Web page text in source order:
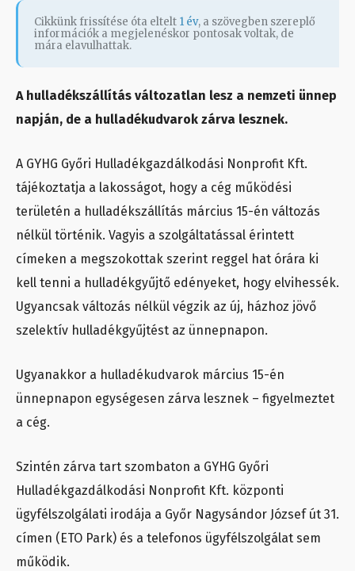
Cikkünk frissítése óta eltelt 1 év, a szövegben szereplő
információk a megjelenéskor pontosak voltak, de
mára elavulhattak.
A hulladékszállítás változatlan lesz a nemzeti ünnep
napján, de a hulladékudvarok zárva lesznek.
A GYHG Győri Hulladékgazdálkodási Nonprofit Kft.
tájékoztatja a lakosságot, hogy a cég működési
területén a hulladékszállítás március 15-én változás
nélkül történik. Vagyis a szolgáltatással érintett
címeken a megszokottak szerint reggel hat órára ki
kell tenni a hulladékgyűjtő edényeket, hogy elvihessék.
Ugyancsak változás nélkül végzik az új, házhoz jövő
szelektív hulladékgyűjtést az ünnepnapon.
Ugyanakkor a hulladékudvarok március 15-én
ünnepnapon egységesen zárva lesznek – figyelmeztet
a cég.
Szintén zárva tart szombaton a GYHG Győri
Hulladékgazdálkodási Nonprofit Kft. központi
ügyfélszolgálati irodája a Győr Nagysándor József út 31.
címen (ETO Park) és a telefonos ügyfélszolgálat sem
működik.